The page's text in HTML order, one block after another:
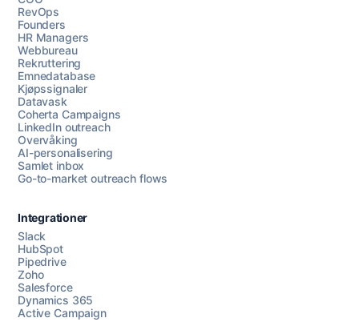
Chat med oss
RevOps
Founders
HR Managers
Webbureau
Rekruttering
Emnedatabase
Kjøpssignaler
Datavask
Coherta Campaigns
LinkedIn outreach
Overvåking
AI-personalisering
Samlet inbox
Go-to-market outreach flows
Integrationer
Slack
HubSpot
Pipedrive
Zoho
Salesforce
Dynamics 365
Active Campaign